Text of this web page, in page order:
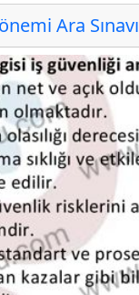
Ara Sınavı